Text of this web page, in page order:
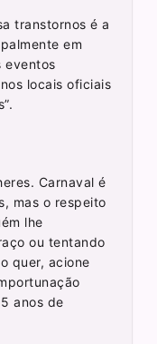
transtornos é a
em
eventos
locais oficiais
Carnaval é
mas o respeito
lhe
ou tentando
quer, acione
anos de